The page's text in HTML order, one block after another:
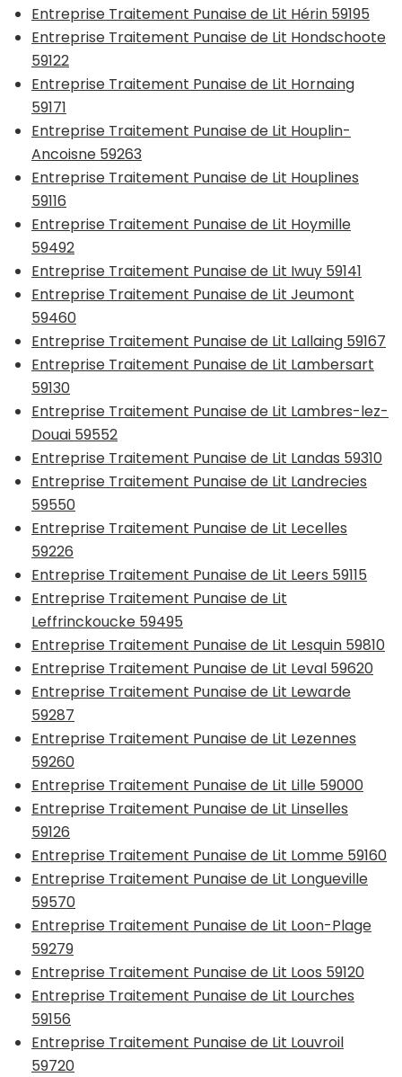
Entreprise Traitement Punaise de Lit Hérin 59195
Entreprise Traitement Punaise de Lit Hondschoote
59122
Entreprise Traitement Punaise de Lit Hornaing
59171
Entreprise Traitement Punaise de Lit Houplin-
Ancoisne 59263
Entreprise Traitement Punaise de Lit Houplines
59116
Entreprise Traitement Punaise de Lit Hoymille
59492
Entreprise Traitement Punaise de Lit Iwuy 59141
Entreprise Traitement Punaise de Lit Jeumont
59460
Entreprise Traitement Punaise de Lit Lallaing 59167
Entreprise Traitement Punaise de Lit Lambersart
59130
Entreprise Traitement Punaise de Lit Lambres-lez-
Douai 59552
Entreprise Traitement Punaise de Lit Landas 59310
Entreprise Traitement Punaise de Lit Landrecies
59550
Entreprise Traitement Punaise de Lit Lecelles
59226
Entreprise Traitement Punaise de Lit Leers 59115
Entreprise Traitement Punaise de Lit
Leffrinckoucke 59495
Entreprise Traitement Punaise de Lit Lesquin 59810
Entreprise Traitement Punaise de Lit Leval 59620
Entreprise Traitement Punaise de Lit Lewarde
59287
Entreprise Traitement Punaise de Lit Lezennes
59260
Entreprise Traitement Punaise de Lit Lille 59000
Entreprise Traitement Punaise de Lit Linselles
59126
Entreprise Traitement Punaise de Lit Lomme 59160
Entreprise Traitement Punaise de Lit Longueville
59570
Entreprise Traitement Punaise de Lit Loon-Plage
59279
Entreprise Traitement Punaise de Lit Loos 59120
Entreprise Traitement Punaise de Lit Lourches
59156
Entreprise Traitement Punaise de Lit Louvroil
59720